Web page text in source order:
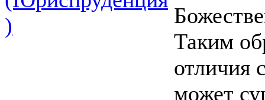
)
Таким
отличия
может